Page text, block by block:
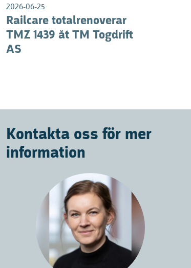
2026-06-25
Railcare totalrenoverar
TMZ 1439 åt TM Togdrift
AS
Kontakta oss för mer
information